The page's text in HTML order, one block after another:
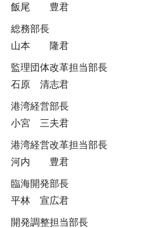
飯尾 豊君
総務部長
山本 隆君
監理団体改革担当部長
石原 清志君
港湾経営部長
小宮 三夫君
港湾経営改革担当部長
河内 豊君
臨海開発部長
平林 宣広君
開発調整担当部長